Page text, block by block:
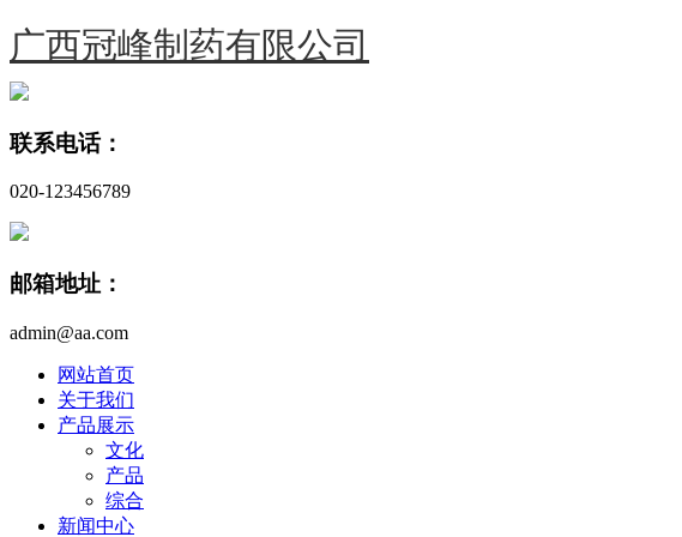
广西冠峰制药有限公司
联系电话：
020-123456789
邮箱地址：
admin@aa.com
网站首页
关于我们
产品展示
文化
产品
综合
新闻中心